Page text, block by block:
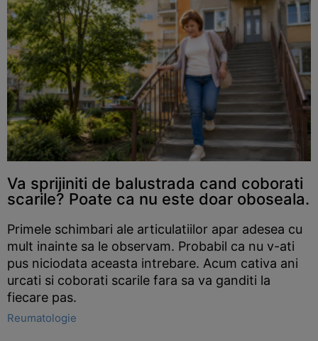
Va sprijiniti de balustrada cand coborati
scarile? Poate ca nu este doar oboseala.
Primele schimbari ale articulatiilor apar adesea cu
mult inainte sa le observam. Probabil ca nu v-ati
pus niciodata aceasta intrebare. Acum cativa ani
urcati si coborati scarile fara sa va ganditi la
fiecare pas.
Reumatologie